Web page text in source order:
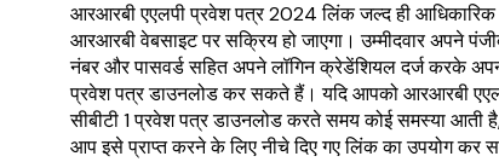
आरआरबी एएलपी प्रवेश पत्र 2024 लिंक जल्द ही आधिकारिक
आरआरबी वेबसाइट पर सक्रिय हो जाएगा। उम्मीदवार अपने
नंबर और पासवर्ड सहित अपने लॉगिन क्रेडेंशियल दर्ज करके
प्रवेश पत्र डाउनलोड कर सकते हैं। यदि आपको आरआरबी
सीबीटी 1 प्रवेश पत्र डाउनलोड करते समय कोई समस्या आती
आप इसे प्राप्त करने के लिए नीचे दिए गए लिंक का उपयोग कर